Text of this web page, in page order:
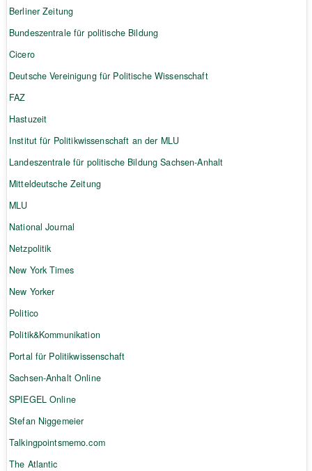
Berliner Zeitung
Bundeszentrale für politische Bildung
Cicero
Deutsche Vereinigung für Politische Wissenschaft
FAZ
Hastuzeit
Institut für Politikwissenschaft an der MLU
Landeszentrale für politische Bildung Sachsen-Anhalt
Mitteldeutsche Zeitung
MLU
National Journal
Netzpolitik
New York Times
New Yorker
Politico
Politik&Kommunikation
Portal für Politikwissenschaft
Sachsen-Anhalt Online
SPIEGEL Online
Stefan Niggemeier
Talkingpointsmemo.com
The Atlantic